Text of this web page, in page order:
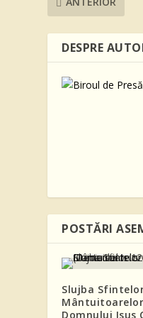
DESPRE
POSTĂRI
Slujba
Domnului Isus